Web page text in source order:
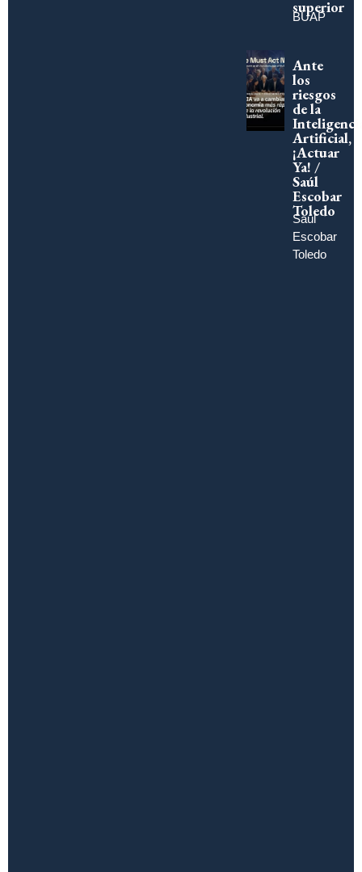
superior
BUAP
Ante
los
riesgos
de la
Artificial,
¡Actuar
Ya! /
Saúl
Escobar
Toledo
Saúl
Escobar
Toledo